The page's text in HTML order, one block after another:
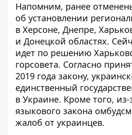
Напомним, ранее
об установлении
в Херсоне, Днепре,
и Донецкой областях.
идет по решению
горсовета. Согласно
2019 года закону,
единственный
в Украине. Кроме того,
языкового закона
жалоб от украинцев.